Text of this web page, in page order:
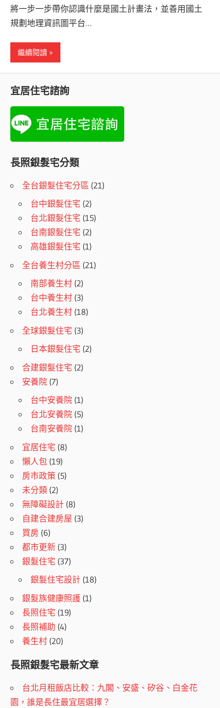
將一步一步帶你認識什麼是國土計畫法，並善用國土
規劃地理資訊圖平台…
繼續閱讀
宜居住宅諮詢
長照銀髮宅分類
全台銀髮住宅分區 (21)
台中銀髮住宅 (2)
台北銀髮住宅 (15)
台南銀髮住宅 (2)
高雄銀髮住宅 (1)
全台養生村分區 (21)
南部養生村 (2)
台中養生村 (3)
台北養生村 (18)
全球銀髮住宅 (3)
日本銀髮住宅 (2)
合建銀髮住宅 (2)
安養院 (7)
台中安養院 (1)
台北安養院 (5)
台南安養院 (1)
宜居住宅 (8)
懶人包 (19)
房市政策 (5)
未分類 (2)
無障礙設計 (8)
自建合建房屋 (3)
買房 (6)
都市更新 (3)
銀髮住宅 (37)
銀髮住宅設計 (18)
銀髮族健康照護 (1)
長照住宅 (19)
長照補助 (4)
養生村 (20)
長照銀髮宅最新文章
台北月租飯店比較：九閣、安盛、矽谷、白金花
園，誰是長住最宜居選擇？